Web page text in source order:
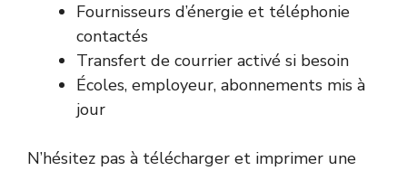
Fournisseurs d’énergie et téléphonie
contactés
Transfert de courrier activé si besoin
Écoles, employeur, abonnements mis à
jour
N’hésitez pas à télécharger et imprimer une